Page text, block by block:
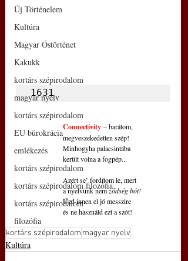
Új Történelem
Kultúra
Magyar Őstörténet
Kakukk
kortárs szépirodalom
magyar nyelv
kortárs szépirodalom
EU bürokrácia
emlékezés
kortárs szépirodalom
kortárs szépirodalom filozófia
kortárs szépirodalom
filozófia
1631
Connectivity – barátom,
megveszekedetten szép!
Minhogyha palacsintába
került volna a fogpép...
Azért se’ fordítom le, mert
a nyelvünk nem ződség bót!
Űzd innen el jó messzire
és ne használd ezt a szót!
kortárs szépirodalom magyar nyelv
Kultúra